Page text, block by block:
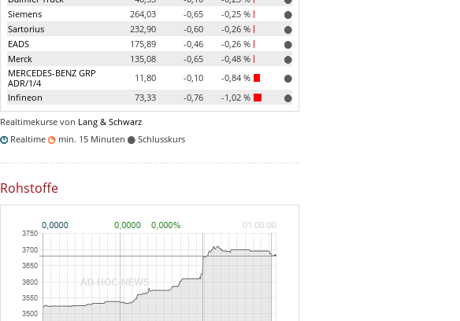
Siemens
264,03 -0,65
-0,25 %
Sartorius
232,90 -0,60
-0,26 %
EADS
175,89 -0,46
-0,26 %
Merck
135,08 -0,65
-0,48 %
MERCEDES-BENZ GRP
ADR/1/4
11,80 -0,10
-0,84 %
Infineon
73,33 -0,76 -1,02 %
Realtimekurse von Lang & Schwarz
Realtime
min. 15 Minuten Schlusskurs
Rohstoffe